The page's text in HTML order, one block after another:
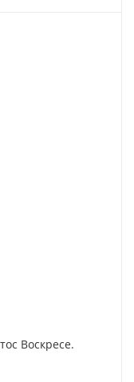
Воскресе.